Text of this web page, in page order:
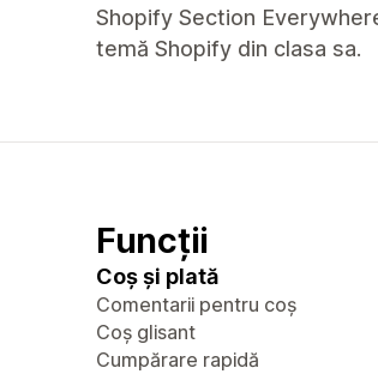
Shopify Section
temă Shopify din clasa sa.
Funcții
Coș și plată
Comentarii pentru coș
Coș glisant
Cumpărare rapidă